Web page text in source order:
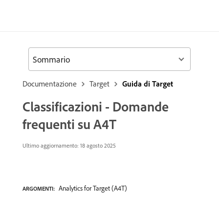
Documentazione Target Guida di Target
Classificazioni - Domande
frequenti su A4T
Ultimo aggiornamento: 18 agosto 2025
ARGOMENTI: Analytics for Target (A4T)
Sommario